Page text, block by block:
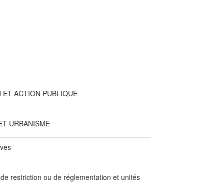
ET ACTION PUBLIQUE
URBANISME
restriction ou de réglementation et unités